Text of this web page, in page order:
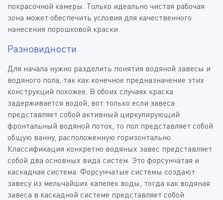
покрасочной камеры. Только идеально чистая рабочая
зона может обеспечить условия для качественного
нанесения порошковой краски.
Разновидности
Для начала нужно разделить понятия водяной завесы и
водяного пола, так как конечное предназначение этих
конструкций похожее. В обоих случаях краска
задерживается водой, вот только если завеса
представляет собой активный циркулирующий
фронтальный водяной поток, то пол представляет собой
общую ванну, расположенную горизонтально.
Классификация конкретно водяных завес представляет
собой два основных вида систем. Это форсунчатая и
каскадная система. Форсунчатые системы создают
завесу из мельчайших капелек воды, тогда как водяная
завеса в каскадной системе представляет собой